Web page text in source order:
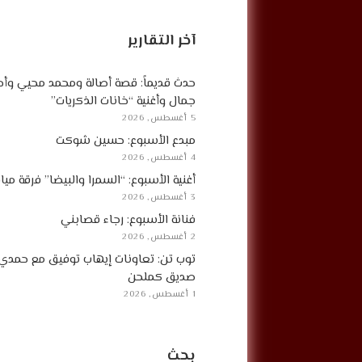
آخر التقارير
حدث قديماً: قصة أصالة ومحمد محيي
جمال وأغنية “خانات الذكريات”
5 أغسطس, 2026
مبدع الأسبوع: حسين شوكت
4 أغسطس, 2026
أغنية الأسبوع: “السمرا والبيضا” فرقة
3 أغسطس, 2026
فنانة الأسبوع: رجاء قصابني
2 أغسطس, 2026
توب تن: تعاونات إيهاب توفيق مع
صديق كملحن
1 أغسطس, 2026
بحث